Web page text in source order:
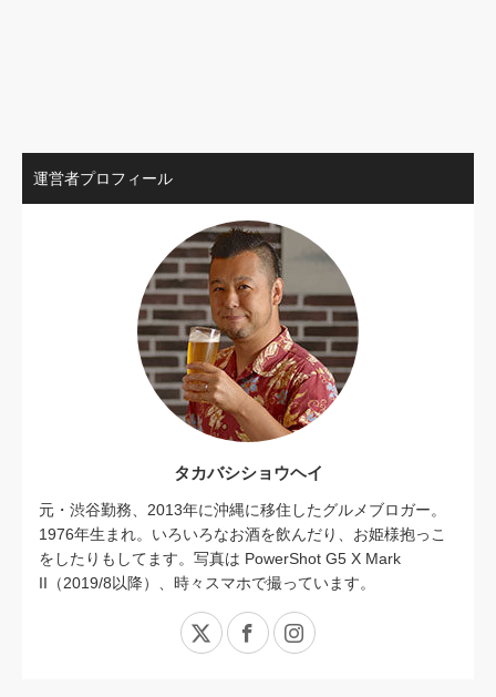
運営者プロフィール
タカバシショウヘイ
元・渋谷勤務、2013年に沖縄に移住したグルメブロガー。
1976年生まれ。いろいろなお酒を飲んだり、お姫様抱っこ
をしたりもしてます。写真は PowerShot G5 X Mark
II（2019/8以降）、時々スマホで撮っています。
X FacebookInstagram